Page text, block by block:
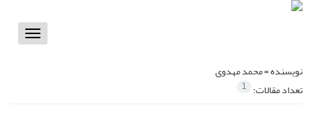
Toggle
نویسنده =محمد مهدوی
تعداد مقالات: 1